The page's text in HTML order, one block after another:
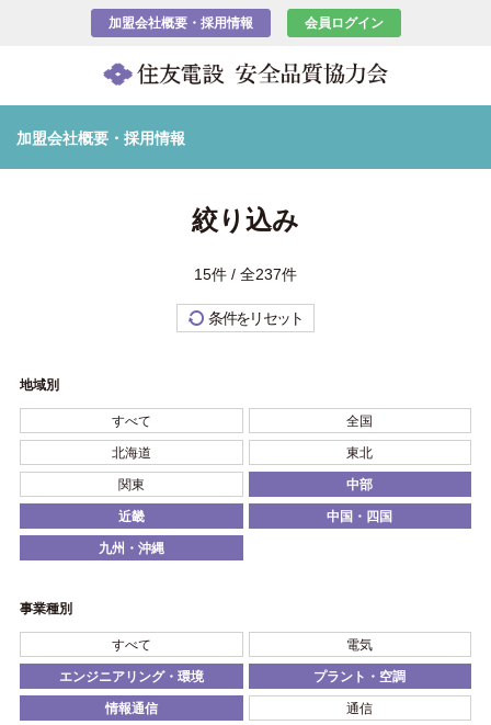
加盟会社概要・採用情報 会員ログイン
加盟会社概要・採用情報
絞り込み
15件 / 全237件
条件をリセット
地域別
すべて 全国
北海道 東北
関東 中部
近畿 中国・四国
九州・沖縄
事業種別
すべて 電気
エンジニアリング・環境 プラント・空調
情報通信 通信